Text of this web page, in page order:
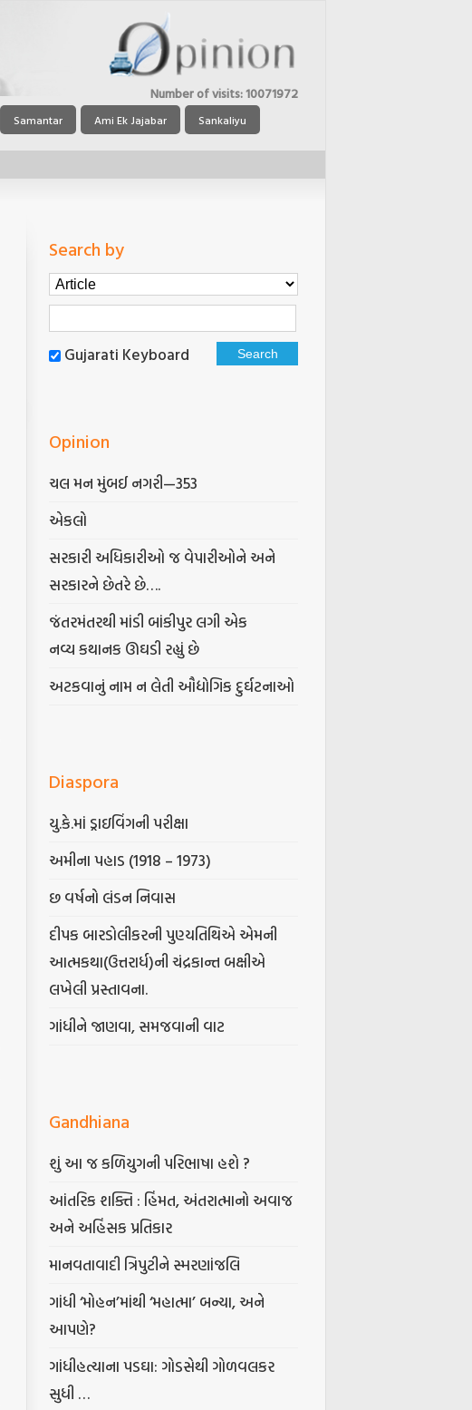
Number of visits:10071972
Samantar Ami Ek Jajabar Sankaliyu
Search by
Gujarati Keyboard
Opinion
ચલ મન મુંબઈ નગરી—353
એકલો
સરકારી અધિકારીઓ જ વેપારીઓને અને
સરકારને છેતરે છે….
જંતરમંતરથી માંડી બાંકીપુર લગી એક
નવ્ય કથાનક ઊઘડી રહ્યું છે
અટકવાનું નામ ન લેતી ઔદ્યોગિક દુર્ઘટનાઓ
Diaspora
યુ.કે.માં ડ્રાઇવિંગની પરીક્ષા
અમીના પહાડ (1918 – 1973)
છ વર્ષનો લંડન નિવાસ
દીપક બારડોલીકરની પુણ્યતિથિએ એમની
આત્મકથા(ઉત્તરાર્ધ)ની ચંદ્રકાન્ત બક્ષીએ
લખેલી પ્રસ્તાવના.
ગાંધીને જાણવા, સમજવાની વાટ
Gandhiana
શું આ જ કળિયુગની પરિભાષા હશે ?
આંતરિક શક્તિ : હિંમત, અંતરાત્માનો અવાજ
અને અહિંસક પ્રતિકાર
માનવતાવાદી ત્રિપુટીને સ્મરણાંજલિ
ગાંધી ‘મોહન’માંથી ‘મહાત્મા’ બન્યા, અને
આપણે?
ગાંધીહત્યાના પડઘા: ગોડસેથી ગોળવલકર
સુધી …